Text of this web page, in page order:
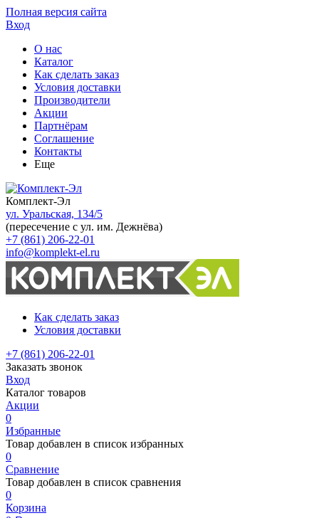
Полная версия сайта
Вход
О нас
Каталог
Как сделать заказ
Условия доставки
Производители
Акции
Партнёрам
Соглашение
Контакты
Еще
Комплект-Эл
ул. Уральская, 134/5
(пересечение с ул. им. Дежнёва)
+7 (861) 206-22-01
info@komplekt-el.ru
Как сделать заказ
Условия доставки
+7 (861) 206-22-01
Заказать звонок
Вход
Каталог товаров
Акции
0
Избранные
Товар добавлен в список избранных
0
Сравнение
Товар добавлен в список сравнения
0
Корзина